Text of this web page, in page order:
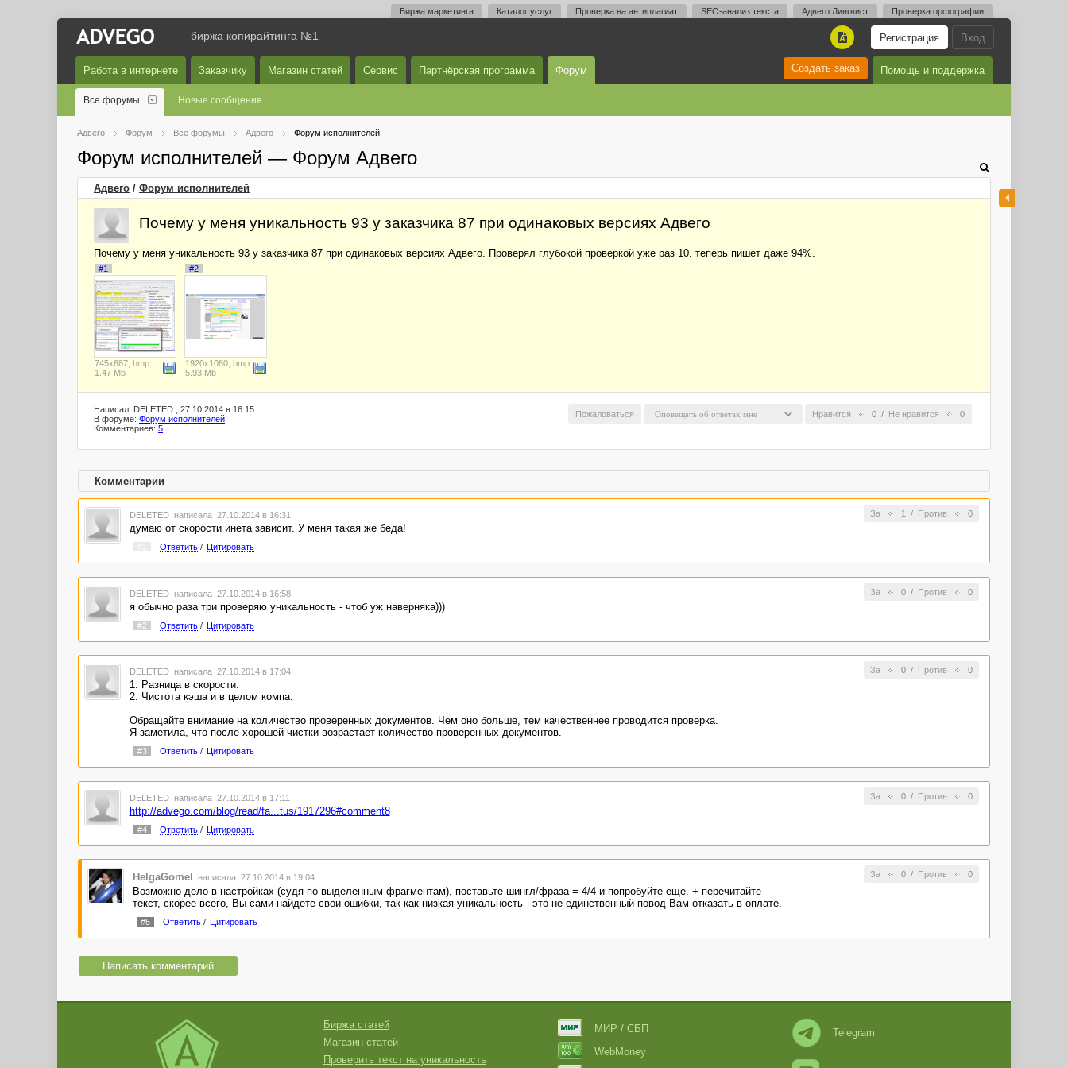
Биржа маркетинга Каталог услуг Проверка на антиплагиат SEO-анализ текста Адвего Лингвист Проверка орфографии
Вход
Регистрация
A
— биржа копирайтинга №1
Работа в интернете Заказчику Магазин статей Сервис Партнёрская программа Форум Помощь и поддержка
Создать заказ
Все форумы Новые сообщения
Адвего Форум Все форумы Адвего Форум исполнителей
Форум исполнителей — Форум Адвего
Адвего / Форум исполнителей
Почему у меня уникальность 93 у заказчика 87 при одинаковых версиях Адвего
Почему у меня уникальность 93 у заказчика 87 при одинаковых версиях Адвего. Проверял глубокой проверкой уже раз 10. теперь пишет даже 94%.
#1
745x687, bmp
1.47 Mb
#2
1920x1080, bmp
5.93 Mb
Нравится 0 / Не нравится 0
Пожаловаться
Написал: DELETED , 27.10.2014 в 16:15
В форуме: Форум исполнителей
Комментариев: 5
Комментарии
За 1 / Против 0
DELETED написала 27.10.2014 в 16:31
думаю от скорости инета зависит. У меня такая же беда!
Ответить/ Цитировать
За 0/ Против 0
DELETED написала 27.10.2014 в 16:58
я обычно раза три проверяю уникальность - чтоб уж наверняка)))
#2 Ответить/ Цитировать
За 0/ Против 0
DELETED написала 27.10.2014 в 17:04
1. Разница в скорости.
2. Чистота кэша и в целом компа.
Обращайте внимание на количество проверенных документов. Чем оно больше, тем качественнее проводится проверка.
Я заметила, что после хорошей чистки возрастает количество проверенных документов.
#3 Ответить/ Цитировать
За 0/ Против 0
DELETED написала 27.10.2014 в 17:11
http://advego.com/blog/read/fa...tus/1917296#comment8
#4 Ответить/ Цитировать
За 0/ Против 0
HelgaGomel написала 27.10.2014 в 19:04
Возможно дело в настройках (судя по выделенным фрагментам), поставьте шингл/фраза = 4/4 и попробуйте еще. + перечитайте
текст, скорее всего, Вы сами найдете свои ошибки, так как низкая уникальность - это не единственный повод Вам отказать в оплате.
#5 Ответить/ Цитировать
Написать комментарий
Биржа статей
Магазин статей
Проверить текст на уникальность
МИР / СБП
WebMoney
Telegram